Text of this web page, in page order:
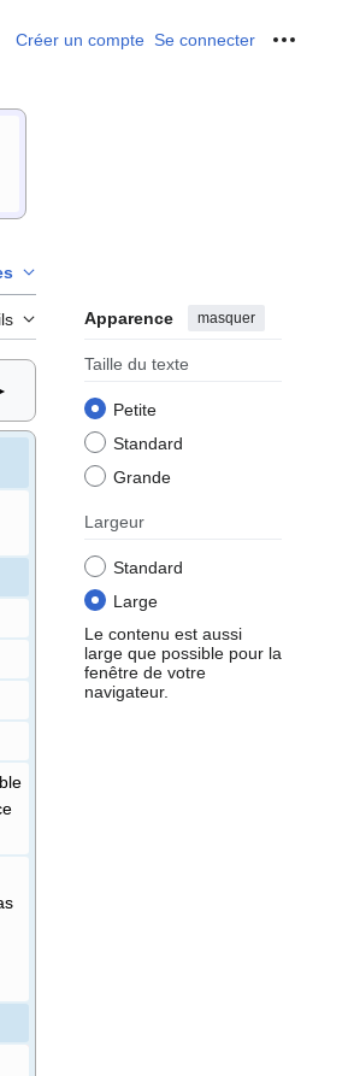
Créer un compte Se connecter Outils
Apparence masquer
Taille du texte
Petite
Standard
Grande
Largeur
Standard
Large
Le contenu est aussi
large que possible pour la
fenêtre de votre
navigateur.